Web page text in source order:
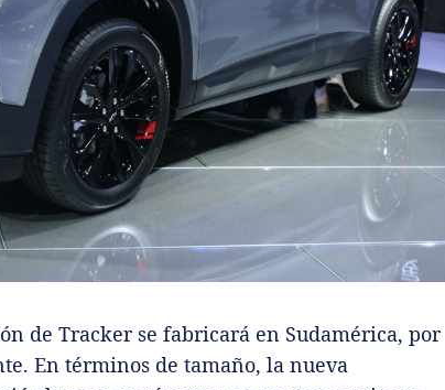
de Tracker se fabricará en Sudamérica, por
En términos de tamaño, la nueva